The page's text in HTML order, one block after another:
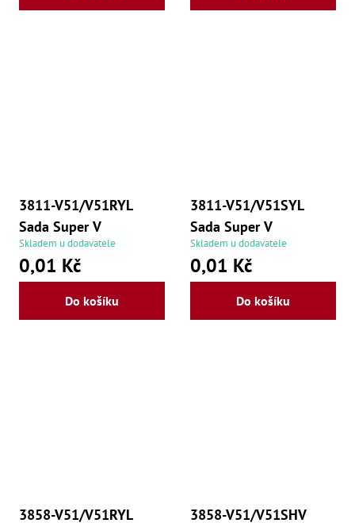
3811-V51/V51RYL
Sada Super V
Skladem u dodavatele
0,01 Kč
Do košíku
3811-V51/V51SYL
Sada Super V
Skladem u dodavatele
0,01 Kč
Do košíku
3858-V51/V51RYL 3858-V51/V51SHV